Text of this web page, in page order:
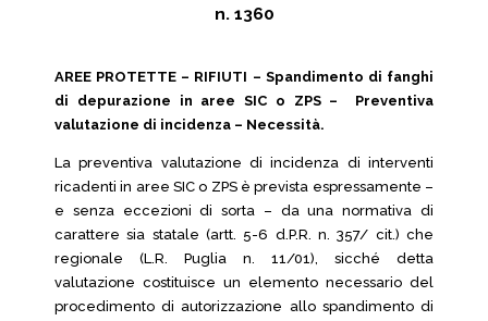
n. 1360
AREE PROTETTE – RIFIUTI – Spandimento di fanghi
di depurazione in aree SIC o ZPS – Preventiva
valutazione di incidenza – Necessità.
La preventiva valutazione di incidenza di interventi
ricadenti in aree SIC o ZPS è prevista espressamente –
e senza eccezioni di sorta – da una normativa di
carattere sia statale (artt. 5-6 d.P.R. n. 357/ cit.) che
regionale (L.R. Puglia n. 11/01), sicché detta
valutazione costituisce un elemento necessario del
procedimento di autorizzazione allo spandimento di